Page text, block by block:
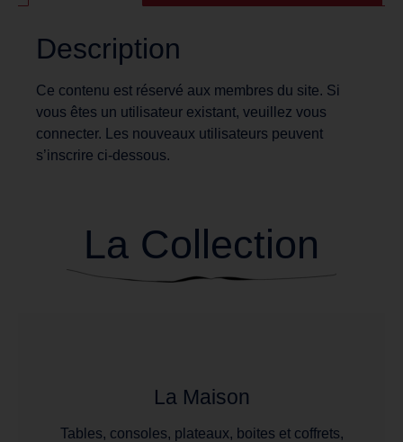
Description
Ce contenu est réservé aux membres du site. Si
vous êtes un utilisateur existant, veuillez vous
connecter. Les nouveaux utilisateurs peuvent
s’inscrire ci-dessous.
La Collection
La Maison
Tables, consoles, plateaux, boites et coffrets,